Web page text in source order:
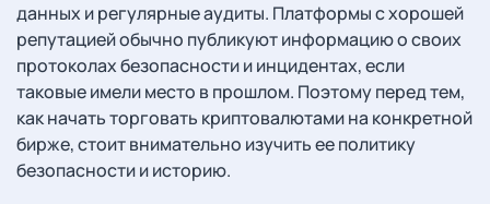
данных и регулярные аудиты. Платформы с хорошей
репутацией обычно публикуют информацию о своих
протоколах безопасности и инцидентах, если
таковые имели место в прошлом. Поэтому перед тем,
как начать торговать криптовалютами на конкретной
бирже, стоит внимательно изучить ее политику
безопасности и историю.